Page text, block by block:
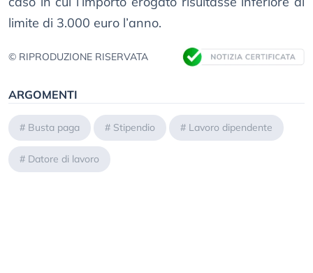
limite di 3.000 euro l’anno.
© RIPRODUZIONE RISERVATA
ARGOMENTI
# Busta paga # Stipendio # Lavoro dipendente
# Datore di lavoro